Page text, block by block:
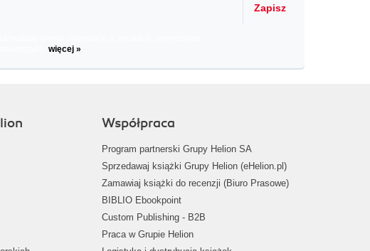
Zapisz
więcej »
Współpraca
Program partnerski Grupy Helion SA
Sprzedawaj książki Grupy Helion (eHelion.pl)
Zamawiaj książki do recenzji (Biuro Prasowe)
BIBLIO Ebookpoint
Custom Publishing - B2B
Praca w Grupie Helion